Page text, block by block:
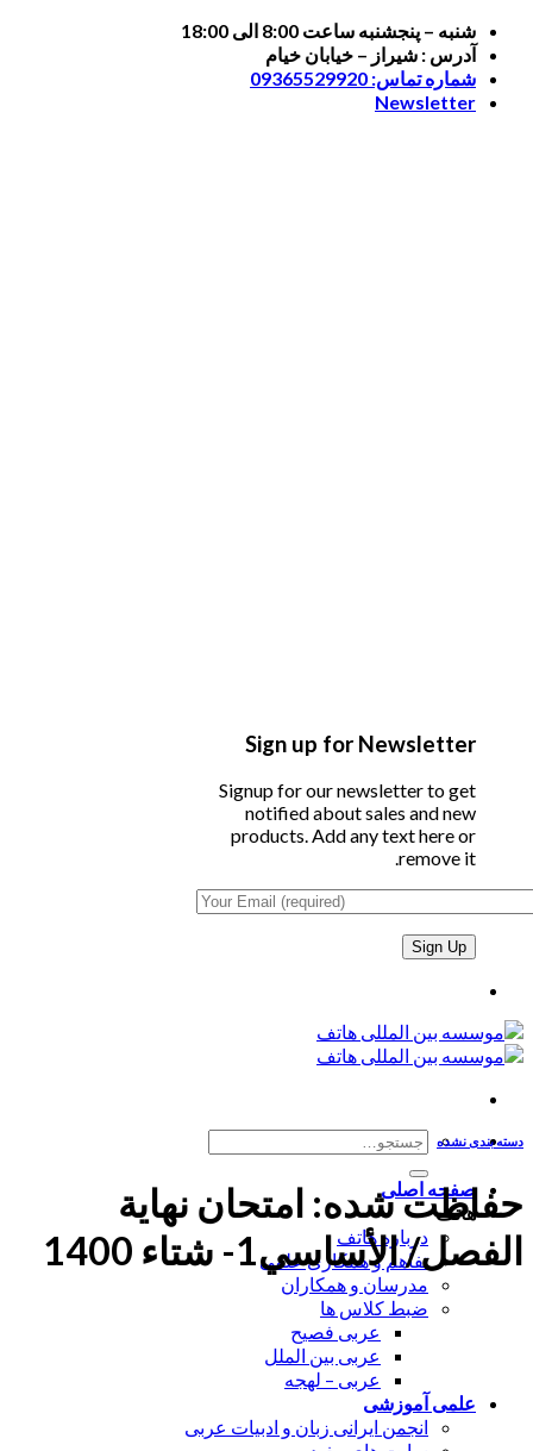
Skip
content
شنبه – پنجشنبه ساعت 8:00 الی 18:00
آدرس : شیراز – خیابان خیام
شماره تماس: 09365529920
Newsletter
Sign up for Newsletter
Signup for our newsletter to get
notified about sales and new
products. Add any text here or
remove it.
جستجو
صفحه اصلی
هاتف
درباره هاتف
تفاهم و همکاری علمی
مدرسان و همکاران
ضبط کلاس ها
عربی فصیح
عربی بین الملل
عربی – لهجه
علمی آموزشی
انجمن ایرانی زبان و ادبیات عربی
دسته بندی نشده
حفاظت شده: امتحان نهایة
الفصل/ الأساسي1- شتاء 1400